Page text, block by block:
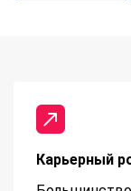
Карьерный